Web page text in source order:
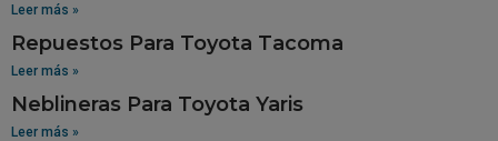
Leer más »
Repuestos Para Toyota Tacoma
Leer más »
Neblineras Para Toyota Yaris
Leer más »